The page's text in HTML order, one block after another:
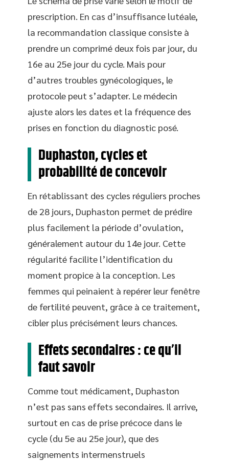
prescription. En cas d’insuffisance lutéale,
la recommandation classique consiste à
prendre un comprimé deux fois par jour, du
16e au 25e jour du cycle. Mais pour
d’autres troubles gynécologiques, le
protocole peut s’adapter. Le médecin
ajuste alors les dates et la fréquence des
prises en fonction du diagnostic posé.
Duphaston, cycles et
probabilité de concevoir
En rétablissant des cycles réguliers proches
de 28 jours, Duphaston permet de prédire
plus facilement la période d’ovulation,
généralement autour du 14e jour. Cette
régularité facilite l’identification du
moment propice à la conception. Les
femmes qui peinaient à repérer leur fenêtre
de fertilité peuvent, grâce à ce traitement,
cibler plus précisément leurs chances.
Effets secondaires : ce qu’il
faut savoir
Comme tout médicament, Duphaston
n’est pas sans effets secondaires. Il arrive,
surtout en cas de prise précoce dans le
cycle (du 5e au 25e jour), que des
saignements intermenstruels